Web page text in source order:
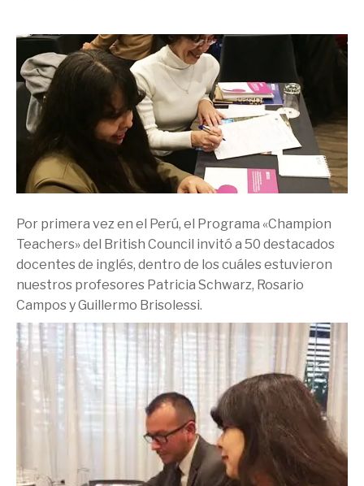
Por primera vez en el Perú, el Programa «Champion
Teachers» del British Council invitó a 50 destacados
docentes de inglés, dentro de los cuáles estuvieron
nuestros profesores Patricia Schwarz, Rosario
Campos y Guillermo Brisolessi.